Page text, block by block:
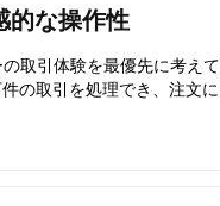
的な操作性
取引体験を最優先に考え
の取引を処理でき、注文に